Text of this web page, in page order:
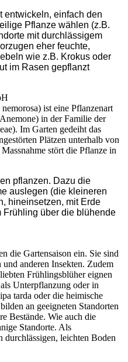
entwickeln, einfach den
Pflanze wählen (z.B.
mit durchlässigem
eher feuchte,
wie z.B. Krokus oder
im Rasen gepflanzt
ist eine Pflanzenart
in der Familie der
Im Garten gedeiht das
Plätzen unterhalb von
stört die Pflanze in
pflanzen. Dazu die
auslegen (die kleineren
hineinsetzen, mit Erde
Frühling über die blühende
die Gartensaison ein. Sie sind
anderen Insekten. Zudem
Frühlingsblüher eignen
Unterpflanzung oder in
tarda oder die heimische
an geeigneten Standorten
Bestände. Wie auch die
Standorte. Als
durchlässigen, leichten Boden